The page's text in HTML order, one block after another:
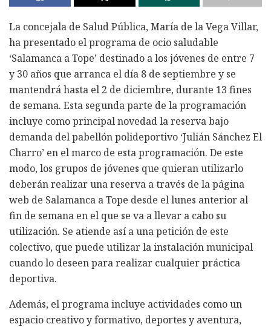
La concejala de Salud Pública, María de la Vega Villar,
ha presentado el programa de ocio saludable
‘Salamanca a Tope’ destinado a los jóvenes de entre 7
y 30 años que arranca el día 8 de septiembre y se
mantendrá hasta el 2 de diciembre, durante 13 fines
de semana. Esta segunda parte de la programación
incluye como principal novedad la reserva bajo
demanda del pabellón polideportivo ‘Julián Sánchez El
Charro’ en el marco de esta programación. De este
modo, los grupos de jóvenes que quieran utilizarlo
deberán realizar una reserva a través de la página
web de Salamanca a Tope desde el lunes anterior al
fin de semana en el que se va a llevar a cabo su
utilización. Se atiende así a una petición de este
colectivo, que puede utilizar la instalación municipal
cuando lo deseen para realizar cualquier práctica
deportiva.
Además, el programa incluye actividades como un
espacio creativo y formativo, deportes y aventura,